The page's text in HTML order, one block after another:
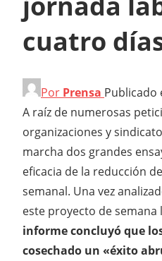
cuatro
Por Prensa Publicado
A raíz de numerosas
organizaciones y
marcha dos grandes
eficacia de la reducción
semanal. Una vez
este proyecto de
informe concluyó que
cosechado un «éxito